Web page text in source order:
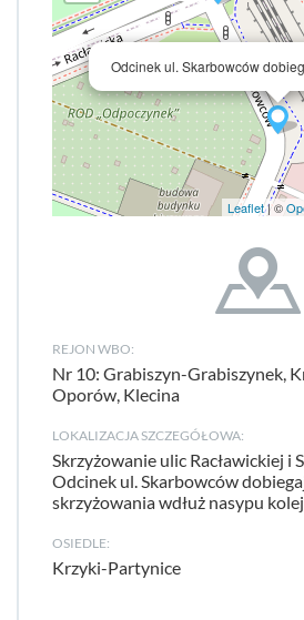
Odcinek ul. Skarbowców
Leaflet| ©
REJON WBO:
Nr 10: Grabiszyn-Grabiszynek,
Oporów, Klecina
LOKALIZACJA SZCZEGÓŁOWA:
Skrzyżowanie ulic Racławickiej i
Odcinek ul. Skarbowców
skrzyżowania wdłuż nasypu
OSIEDLE:
Krzyki-Partynice